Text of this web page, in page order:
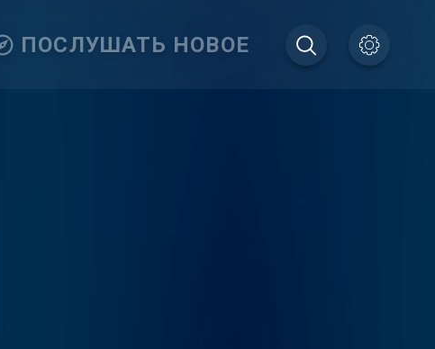
ПОСЛУШАТЬ НОВОЕ